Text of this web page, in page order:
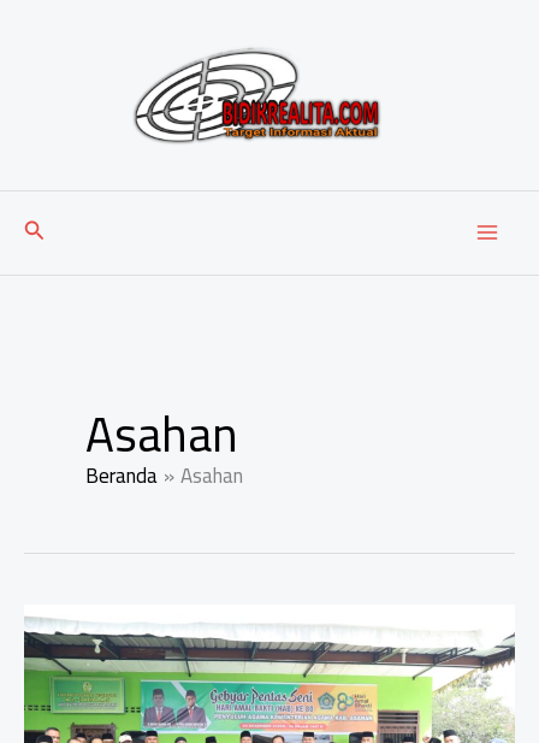
Cari
Asahan
Beranda Asahan